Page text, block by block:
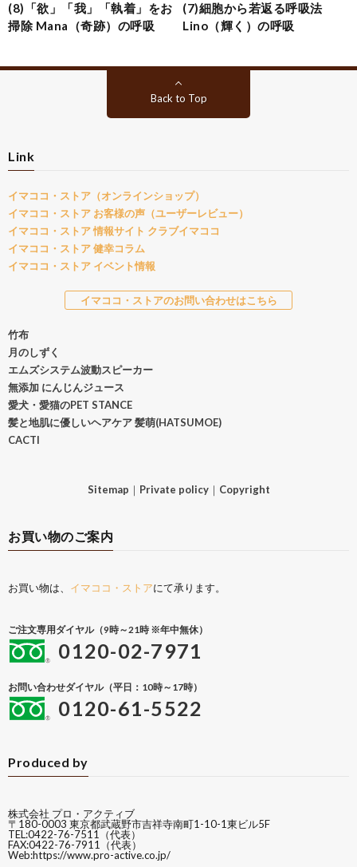
(8)「欲」「我」「執着」をお
掃除 Mana（奇跡）の呼吸
(7)細胞から若返る呼吸法
Lino（輝く）の呼吸
Back to Top
Link
イマココ・ストア（オンラインショップ）
イマココ・ストア お客様の声（ユーザーレビュー）
イマココ・ストア 情報サイト クラブイマココ
イマココ・ストア 健幸コラム
イマココ・ストア イベント情報
イマココ・ストアのお問い合わせはこちら
竹布
月のしずく
エムズシステム波動スピーカー
無添加 にんじんジュース
愛犬・愛猫のPET STANCE
髪と地肌に優しいヘアケア 髪萌(HATSUMOE)
CACTI
Sitemap ｜ Private policy｜ Copyright
お買い物のご案内
お買い物は、 イマココ・ストアにて承ります。
ご注文専用ダイヤル（9時～21時 ※年中無休）
0120-02-7971
お問い合わせダイヤル（平日：10時～17時）
0120-61-5522
Produced by
株式会社 プロ・アクティブ
〒180-0003 東京都武蔵野市吉祥寺南町1-10-1東ビル5F
TEL:0422-76-7511（代表）
FAX:0422-76-7911（代表）
Web:https://www.pro-active.co.jp/